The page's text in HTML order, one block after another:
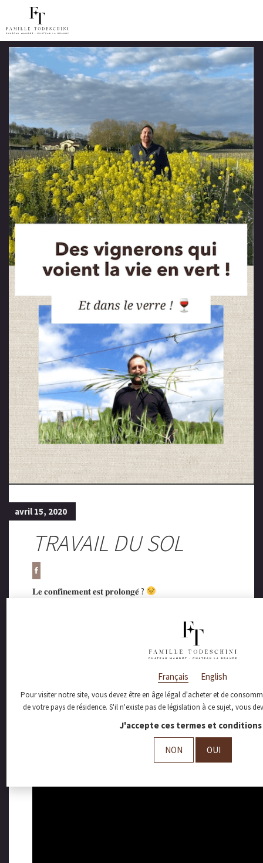
avril 15, 2020
TRAVAIL DU SOL
𝐋𝐞 𝐜𝐨𝐧𝐟𝐢𝐧𝐞𝐦𝐞𝐧𝐭 𝐞𝐬𝐭 𝐩𝐫𝐨𝐥𝐨𝐧𝐠𝐞́ ?
𝐸𝑛 𝑑𝑒𝑢𝑥 𝑠𝑒𝑚𝑎𝑖𝑛𝑒𝑠, 𝑙𝑒 𝑝𝑎𝑦𝑠𝑎𝑔𝑒 𝑠’𝑒𝑠𝑡 𝑡𝑟𝑎𝑛𝑠𝑓𝑜𝑟𝑚𝑒́ ! 𝐿𝑎
𝑣𝑖(𝑔𝑛)𝑒 𝑐𝑜𝑛𝑡𝑖𝑛𝑢𝑒, 𝑒𝑡 𝑙𝑎 𝑣𝑒́𝑔𝑒́𝑡𝑎𝑡𝑖𝑜𝑛 𝑒𝑥𝑝𝑙𝑜𝑠𝑒…
𝑂𝑛 𝑝𝑎𝑟𝑡𝑎𝑔𝑒 𝑎𝑣𝑒𝑐 𝑣𝑜𝑢𝑠 𝑙𝑒 𝑡𝑟𝑎𝑣𝑎𝑖𝑙 𝑑𝑢 𝑠𝑜𝑙 𝑒𝑛 𝑣𝑖𝑑𝑒́𝑜.
𝐍𝐨𝐭𝐫𝐞 𝐭𝐞𝐫𝐫𝐨𝐢𝐫, 𝐨𝐧 𝐥’𝐚𝐢𝐦𝐞 𝐞𝐭 𝐨𝐧 𝐥𝐞 𝐛𝐢𝐜𝐡𝐨𝐧𝐧𝐞 !
Français English
Pour visiter notre site, vous devez être en âge légal d'acheter et de
de votre pays de résidence. S'il n'existe pas de législation à ce sujet, vous
J'accepte ces termes et conditions
NON OUI